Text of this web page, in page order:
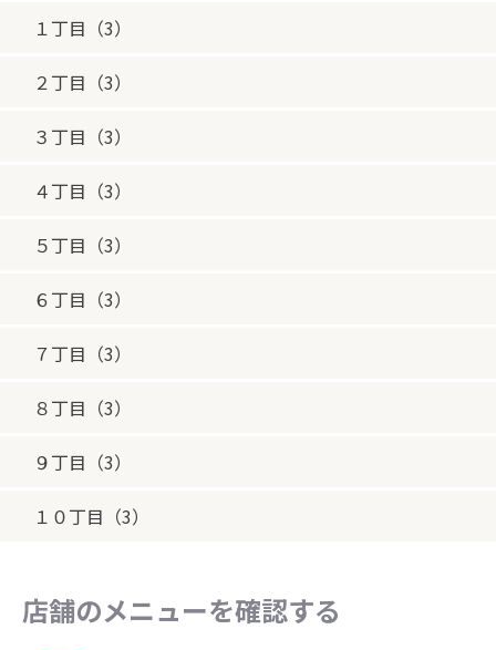
１丁目（3）
２丁目（3）
３丁目（3）
４丁目（3）
５丁目（3）
６丁目（3）
７丁目（3）
８丁目（3）
９丁目（3）
１０丁目（3）
店舗のメニューを確認する